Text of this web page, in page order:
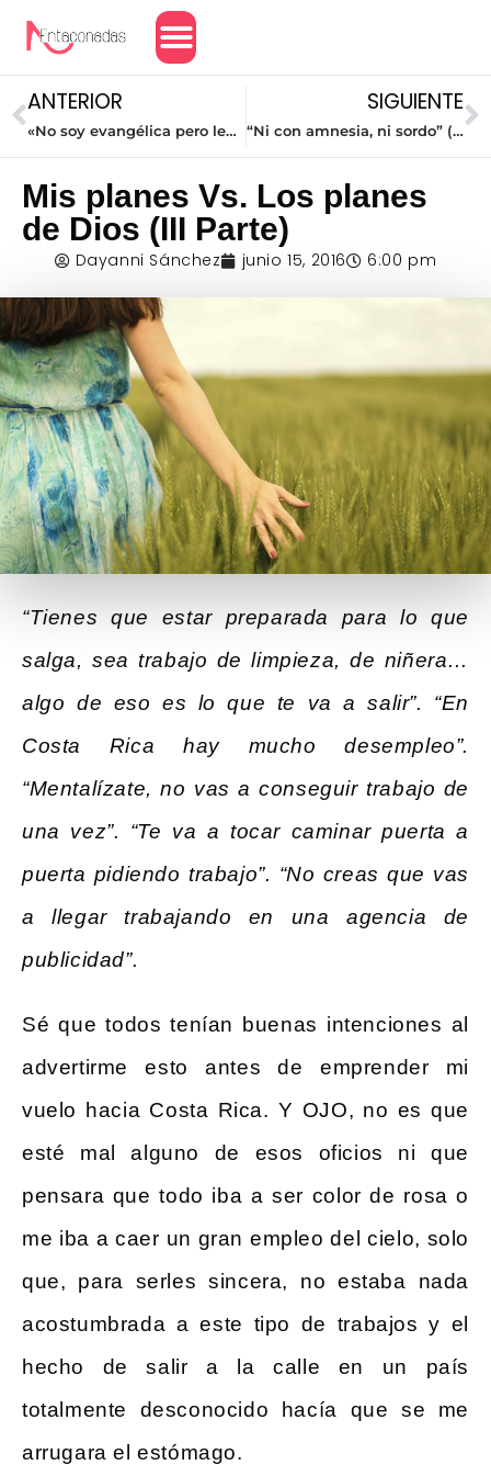
ANTERIOR
«No soy evangélica pero leo Entaconadas»
SIGUIENTE
“Ni con amnesia, ni sordo” (Cuando Dios responde una oración)
Mis planes Vs. Los planes
de Dios (III Parte)
Dayanni Sánchez junio 15, 2016 6:00 pm
“Tienes que estar preparada para lo que
salga, sea trabajo de limpieza, de niñera…
algo de eso es lo que te va a salir”. “En
Costa Rica hay mucho desempleo”.
“Mentalízate, no vas a conseguir trabajo de
una vez”. “Te va a tocar caminar puerta a
puerta pidiendo trabajo”. “No creas que vas
a llegar trabajando en una agencia de
publicidad”.
Sé que todos tenían buenas intenciones al
advertirme esto antes de emprender mi
vuelo hacia Costa Rica. Y OJO, no es que
esté mal alguno de esos oficios ni que
pensara que todo iba a ser color de rosa o
me iba a caer un gran empleo del cielo, solo
que, para serles sincera, no estaba nada
acostumbrada a este tipo de trabajos y el
hecho de salir a la calle en un país
totalmente desconocido hacía que se me
arrugara el estómago.